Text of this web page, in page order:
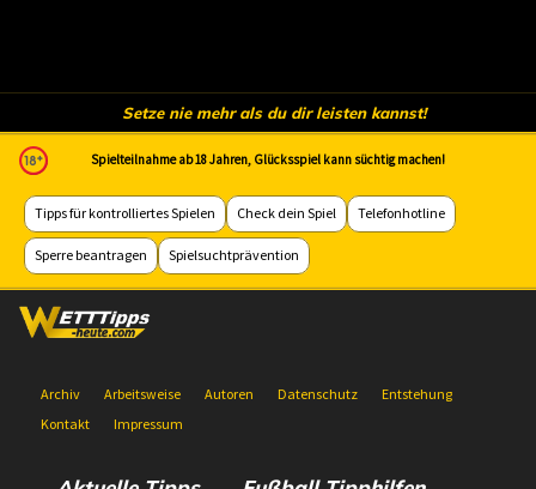
Setze nie mehr als du dir leisten kannst!
Spielteilnahme ab 18 Jahren, Glücksspiel kann süchtig machen!
Tipps für kontrolliertes Spielen Check dein Spiel Telefonhotline
Sperre beantragen Spielsuchtprävention
Archiv Arbeitsweise Autoren Datenschutz
Entstehung
Kontakt
Impressum